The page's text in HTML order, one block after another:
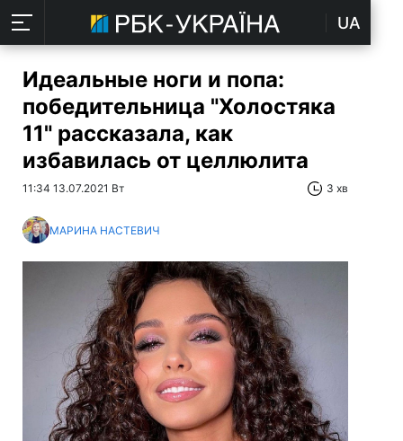
UA
Идеальные ноги и попа:
победительница "Холостяка
11" рассказала, как
избавилась от целлюлита
11:34 13.07.2021 Вт 3 хв
МАРИНА НАСТЕВИЧ